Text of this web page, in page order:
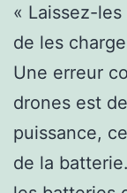
« Laissez-
de les
Une erreur
drones est
puissance,
de la